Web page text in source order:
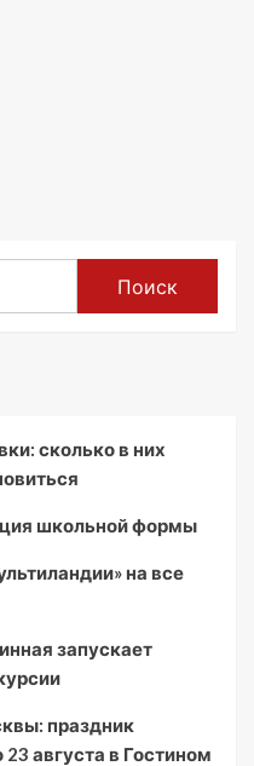
Поиск
сколько в них
школьной формы
на все
запускает
праздник
августа в Гостином